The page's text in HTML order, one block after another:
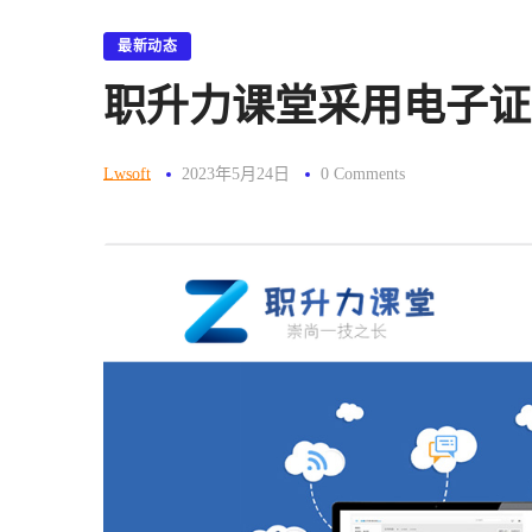
最新动态
职升力课堂采用电子
Lwsoft 2023年5月24日 0 Comments